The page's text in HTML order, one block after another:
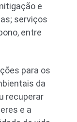
e
serviços
entre
para os
da
recuperar
e a